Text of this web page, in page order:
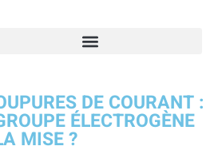
DE COURANT :
ÉLECTROGÈNE
MISE ?